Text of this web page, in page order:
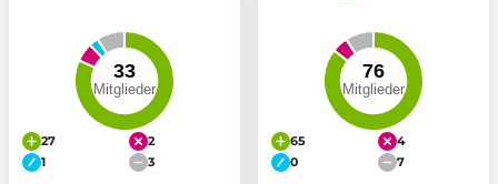
27
2
1
3
65
4
0
7